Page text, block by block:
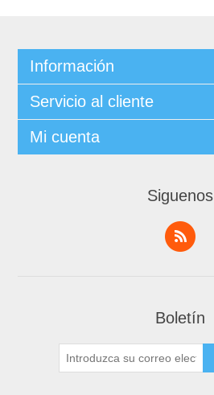
Información
Servicio al cliente
Mi cuenta
Siguenos
Boletín